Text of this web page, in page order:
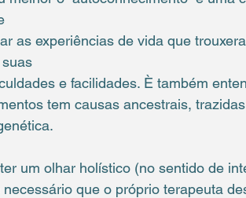
as experiências de vida que
e facilidades. È também
tem causas ancestrais,
um olhar holístico (no sentido de
necessário que o próprio terapeuta